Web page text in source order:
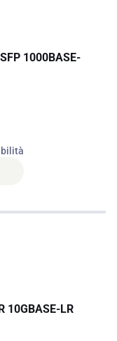
1000BASE-
10GBASE-LR